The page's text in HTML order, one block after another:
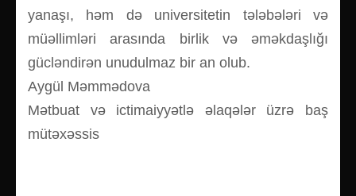
yanaşı, həm də universitetin tələbələri və
müəllimləri arasında birlik və əməkdaşlığı
gücləndirən unudulmaz bir an olub.
Aygül Məmmədova
Mətbuat və ictimaiyyətlə əlaqələr üzrə baş
mütəxəssis